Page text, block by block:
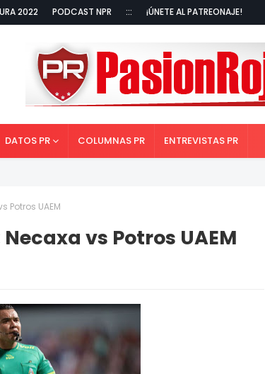
2022 PODCAST NPR ::: ¡ÚNETE AL PATREONAJE!
DATOS PR COLUMNAS PR ENTREVISTAS PR
Potros UAEM
vs Potros UAEM